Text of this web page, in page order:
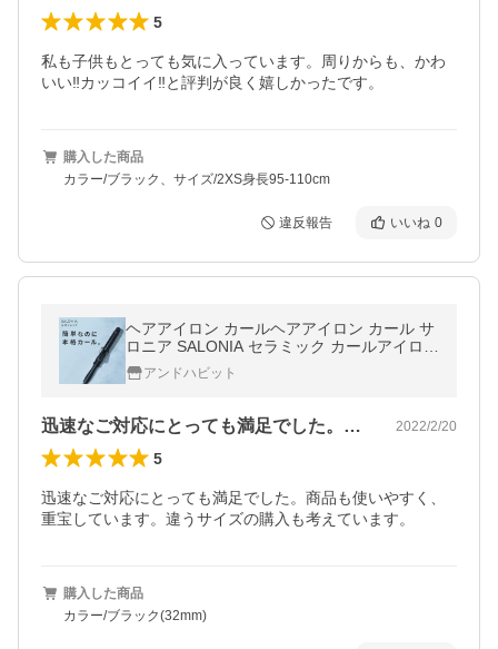
5
私も子供もとっても気に入っています。周りからも、かわ
いい‼︎カッコイイ‼︎と評判が良く嬉しかったです。
購入した商品
カラー/ブラック、サイズ/2XS身長95-110cm
違反報告 いいね 0
ヘアアイロン カールヘアアイロン カール サ
ロニア SALONIA セラミック カールアイロン
カール 32mm 25mm 19mm アイロン ヘアー
アイロン コテ 女性
アンドハビット
迅速なご対応にとっても満足でした。商品… 2022/2/20
5
迅速なご対応にとっても満足でした。商品も使いやすく、
重宝しています。違うサイズの購入も考えています。
購入した商品
カラー/ブラック(32mm)